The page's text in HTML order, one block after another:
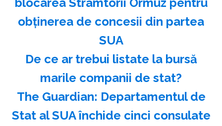
obţinerea de concesii din partea
SUA
️De ce ar trebui listate la bursă
marile companii de stat?
The Guardian: Departamentul de
Stat al SUA închide cinci consulate